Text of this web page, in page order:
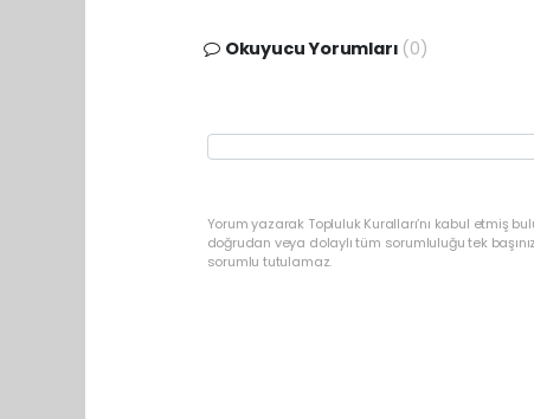
Okuyucu Yorumları (0)
Yorum yazarak Topluluk Kuralları’nı kabul etmiş
doğrudan veya dolaylı tüm sorumluluğu tek
sorumlu tutulamaz.